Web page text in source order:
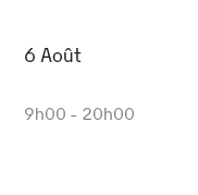
6 Août
9h00 - 20h00